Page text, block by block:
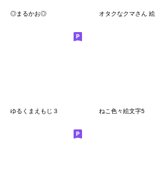
◎まるかお◎
ゆるくまえもじ３ ねこ色々絵文字5